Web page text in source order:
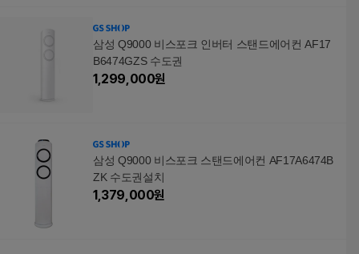
삼성 Q9000 비스포크 인버터 스탠드에어컨 AF17
B6474GZS 수도권
1,299,000원
삼성 Q9000 비스포크 스탠드에어컨 AF17A6474B
ZK 수도권설치
1,379,000원